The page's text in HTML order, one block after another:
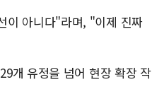
이 아니다"라며, "이제 진짜
개 유정을 넘어 현장 확장 작